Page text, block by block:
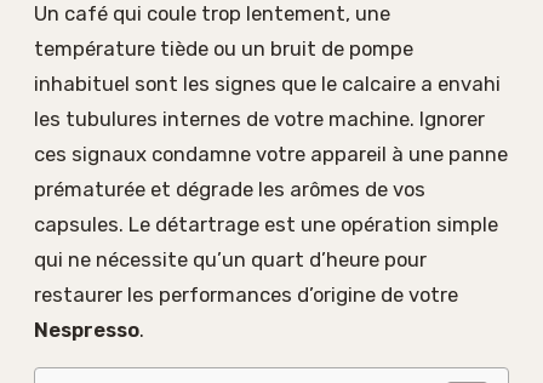
Un café qui coule trop lentement, une
température tiède ou un bruit de pompe
inhabituel sont les signes que le calcaire a envahi
les tubulures internes de votre machine. Ignorer
ces signaux condamne votre appareil à une panne
prématurée et dégrade les arômes de vos
capsules. Le détartrage est une opération simple
qui ne nécessite qu’un quart d’heure pour
restaurer les performances d’origine de votre
Nespresso.